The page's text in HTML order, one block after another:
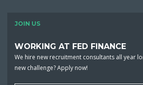
JOIN US
WORKING AT FED FINANCE
We hire new recruitment consultants all year
new challenge? Apply now!